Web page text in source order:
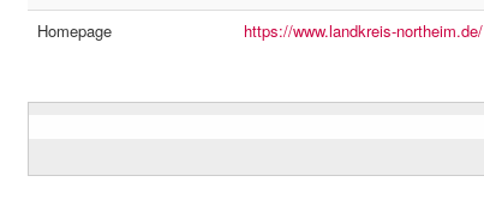
Homepage https://www.landkreis-northeim.de/